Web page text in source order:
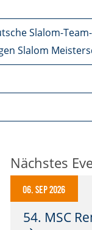
Slalom-Team-
Slalom
Nächstes
06. Sep 2026
54. MSC